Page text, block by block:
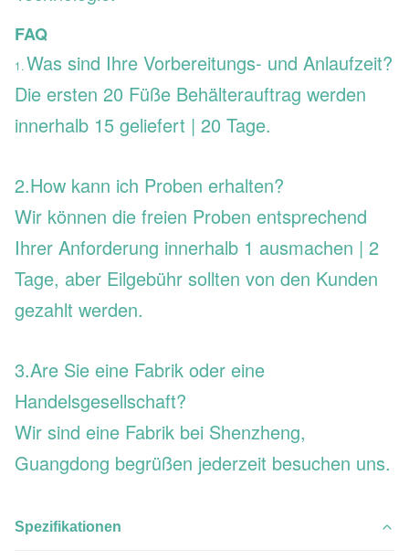
FAQ
1. Was sind Ihre Vorbereitungs- und Anlaufzeit?
Die ersten 20 Füße Behälterauftrag werden
innerhalb 15 geliefert | 20 Tage.
2.How kann ich Proben erhalten?
Wir können die freien Proben entsprechend
Ihrer Anforderung innerhalb 1 ausmachen | 2
Tage, aber Eilgebühr sollten von den Kunden
gezahlt werden.
3.Are Sie eine Fabrik oder eine
Handelsgesellschaft?
Wir sind eine Fabrik bei Shenzheng,
Guangdong begrüßen jederzeit besuchen uns.
Spezifikationen